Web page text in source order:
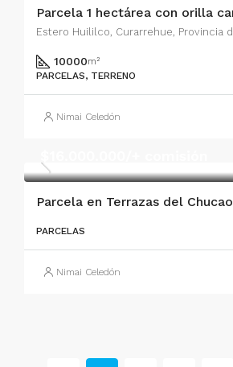
10000m²
PARCELAS, TERRENO
Nimai Celedón
Parcela en Terrazas del Chucao
PARCELAS
Nimai Celedón